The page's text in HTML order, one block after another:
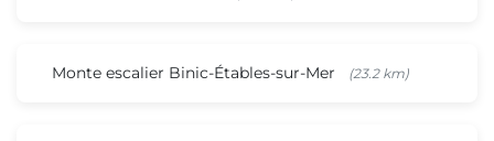
Monte escalier Binic-Étables-sur-Mer (23.2 km)